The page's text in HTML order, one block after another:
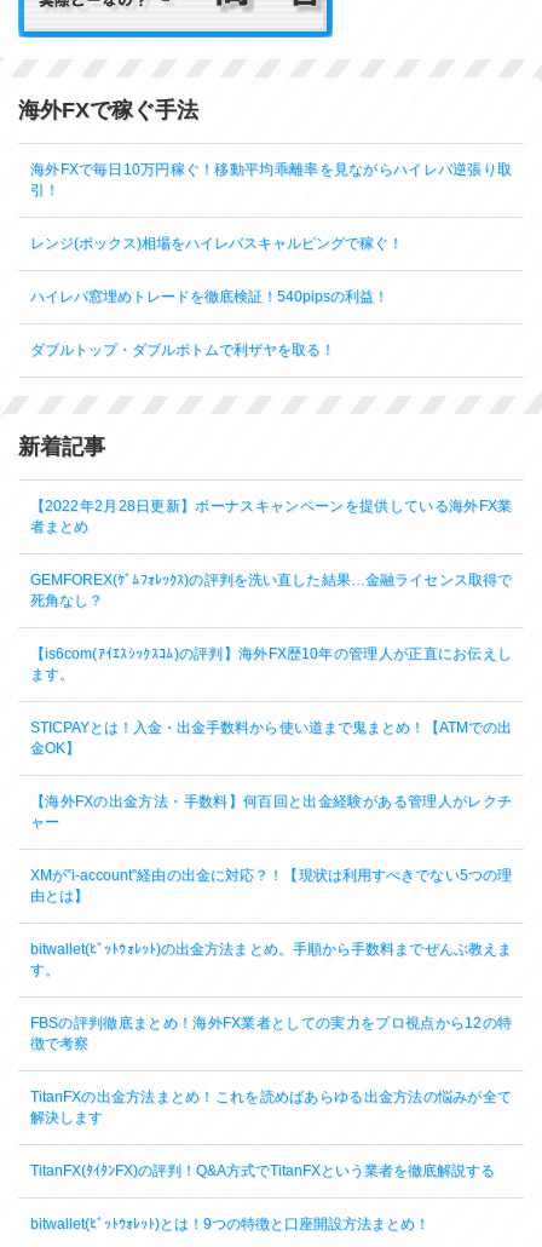
海外FXで稼ぐ手法
海外FXで毎日10万円稼ぐ！移動平均乖離率を見ながらハイレバ逆張り取
引！
レンジ(ボックス)相場をハイレバスキャルピングで稼ぐ！
ハイレバ窓埋めトレードを徹底検証！540pipsの利益！
ダブルトップ・ダブルボトムで利ザヤを取る！
新着記事
【2022年2月28日更新】ボーナスキャンペーンを提供している海外FX業
者まとめ
GEMFOREX(ｹﾞﾑﾌｫﾚｯｸｽ)の評判を洗い直した結果…金融ライセンス取得で
死角なし？
【is6com(ｱｲｴｽｼｯｸｽｺﾑ)の評判】海外FX歴10年の管理人が正直にお伝えし
ます。
STICPAYとは！入金・出金手数料から使い道まで鬼まとめ！【ATMでの出
金OK】
【海外FXの出金方法・手数料】何百回と出金経験がある管理人がレクチ
ャー
XMが”i-account”経由の出金に対応？！【現状は利用すべきでない5つの理
由とは】
bitwallet(ﾋﾞｯﾄｳｫﾚｯﾄ)の出金方法まとめ。手順から手数料までぜんぶ教えま
す。
FBSの評判徹底まとめ！海外FX業者としての実力をプロ視点から12の特
徴で考察
TitanFXの出金方法まとめ！これを読めばあらゆる出金方法の悩みが全て
解決します
TitanFX(ﾀｲﾀﾝFX)の評判！Q&A方式でTitanFXという業者を徹底解説する
bitwallet(ﾋﾞｯﾄｳｫﾚｯﾄ)とは！9つの特徴と口座開設方法まとめ！